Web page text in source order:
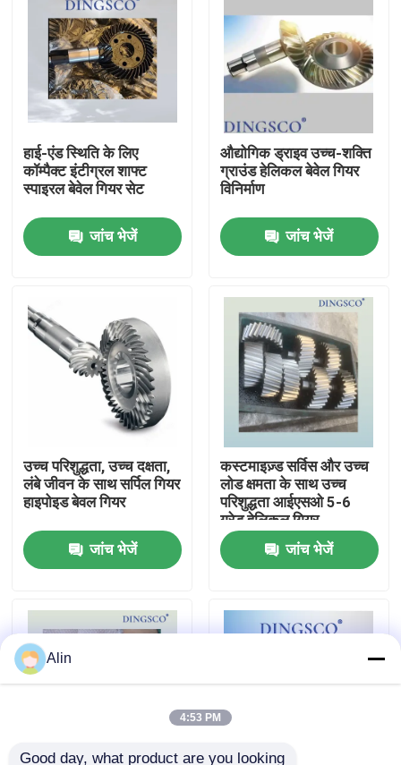
वीडियो
फ़ैक्टरी टूर
गुणवत्ता नियंत्रण
समाचार
एक उद्धरण का अनुरोध करें
हाई-एंड स्थिति के लिए
कॉम्पैक्ट इंटीग्रल शाफ्ट
स्पाइरल बेवेल गियर सेट
जांच भेजें
औद्योगिक ड्राइव उच्च-शक्ति
ग्राउंड हेलिकल बेवेल गियर
विनिर्माण
जांच भेजें
उच्च परिशुद्धता, उच्च दक्षता,
लंबे जीवन के साथ सर्पिल गियर
हाइपोइड बेवल गियर
जांच भेजें
कस्टमाइज़्ड सर्विस और उच्च
लोड क्षमता के साथ उच्च
परिशुद्धता आईएसओ 5-6
ग्रेड हेलिकल गियर
जांच भेजें
Alin
4:53 PM
Good day, what product are you looking